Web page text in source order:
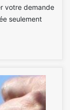
votre demande
seulement